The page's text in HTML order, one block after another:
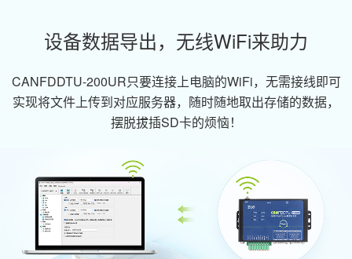
设备数据导出，无线WiFi来助力
CANFDDTU-200UR只要连接上电脑的WiFi，无需接线即可
实现将文件上传到对应服务器，随时随地取出存储的数据，
摆脱拔插SD卡的烦恼！